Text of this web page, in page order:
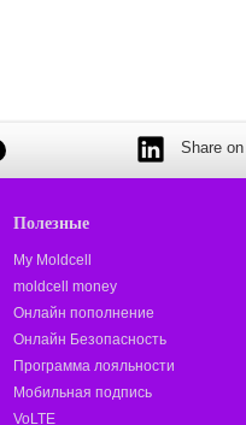
Share
Полезные
My Moldcell
moldcell money
Онлайн пополнение
Онлайн Безопасность
Программа лояльности
Мобильная подпись
VoLTE